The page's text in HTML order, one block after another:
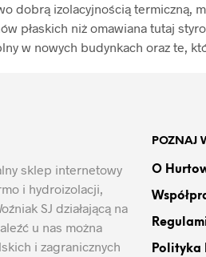
dobrą izolacyjnością termiczną,
płaskich niż omawiana tutaj
w nowych budynkach oraz te,
sklep internetowy
i hydroizolacji,
SJ działającą na
u nas można
i zagranicznych
POZNAJ
O
Polityka